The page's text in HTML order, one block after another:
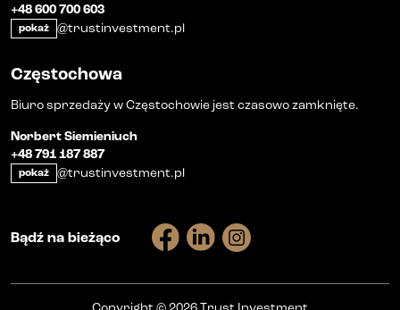
+48 600 700 603
pokaż @trustinvestment.pl
Częstochowa
Biuro sprzedaży w Częstochowie jest czasowo zamknięte.
Norbert Siemieniuch
+48 791 187 887
pokaż @trustinvestment.pl
Bądź na bieżąco